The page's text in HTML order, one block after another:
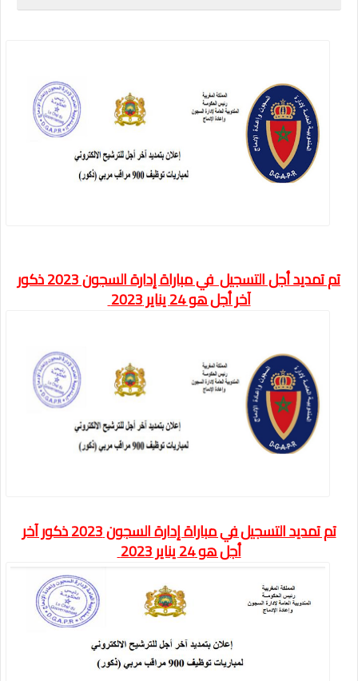
تم تمديد أجل التسجيل في مباراة إدارة السجون 2023 ذكور
آخر أجل هو 24 يناير 2023
تم تمديد التسجيل في مباراة إدارة السجون 2023 ذكور آخر
أجل هو 24 يناير 2023